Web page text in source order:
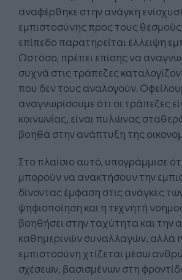
αναφέρθηκε στην ανάγκη
εμπιστοσύνης προς τους θεσμούς:
επίπεδο παρατηρείται έλλειψη
Ωστόσο, πρέπει επίσης να
συχνά στις τράπεζες
που δεν τους αναλογούν.
αναγνωρίσουμε ότι οι τράπεζες
κοινωνίας, είναι πυλώνας
βοηθά στην ανάπτυξη της
Στο πλαίσιο αυτό, υπογράμμισε
μπορούν να ανακτήσουν την
δίνοντας έμφαση στις ανάγκες
ψηφιοποίηση και η τεχνητή
βοηθήσει στην ταχύτητα και την
καθημερινών συναλλαγών, αλλά
εμπιστοσύνη χτίζεται μέσω
σχέσεων, βασισμένων στη